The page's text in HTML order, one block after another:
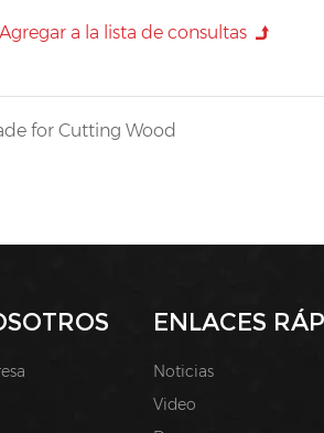
for Cutting Wood
ENLACES
Noticias
Video